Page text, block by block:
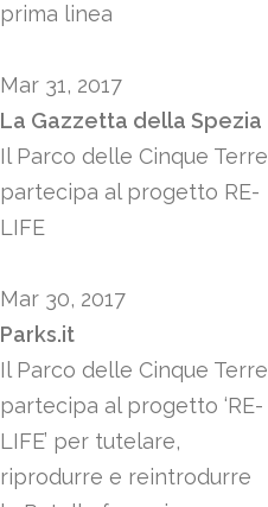
prima linea
Mar 31, 2017
La Gazzetta della Spezia
Il Parco delle Cinque Terre
partecipa al progetto RE-
LIFE
Mar 30, 2017
Parks.it
Il Parco delle Cinque Terre
partecipa al progetto ‘RE-
LIFE’ per tutelare,
riprodurre e reintrodurre